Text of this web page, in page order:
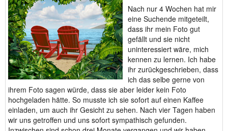
Nach nur 4 Wochen hat mir
eine Suchende mitgeteilt,
dass ihr mein Foto gut
gefällt und sie nicht
uninteressiert wäre, mich
kennen zu lernen. Ich habe
ihr zurückgeschrieben, dass
ich das selbe gerne von
ihrem Foto sagen würde, dass sie aber leider kein Foto
hochgeladen hätte. So musste ich sie sofort auf einen Kaffee
einladen, um auch ihr Gesicht zu sehen. Nach vier Tagen haben
wir uns getroffen und uns sofort sympathisch gefunden.